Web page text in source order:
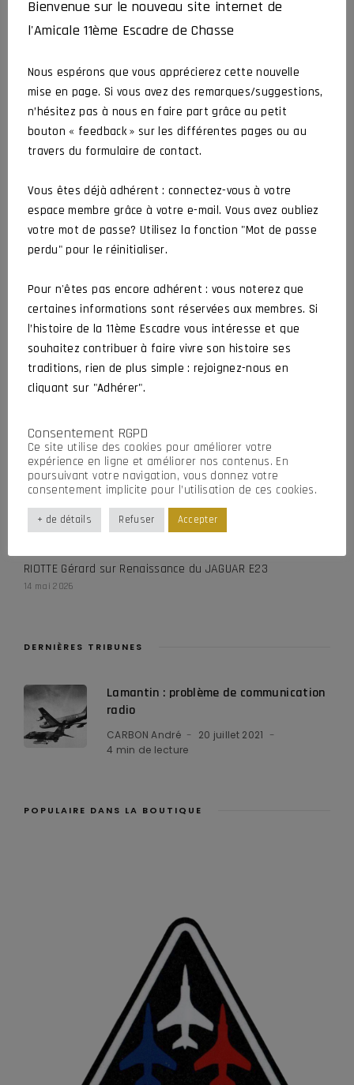
CROCHARD Jean-Luc
26 juillet 2026
Hommage à Bernard et Stéphane
CROCHARD Jean-Luc
2 juillet 2026
Actualités
Organisé par l’amicale
AG 2026 de l’Amicale
CROCHARD Jean-Luc
5 juin 2026
Actualités Assemblée Générale
DERNIERS COMMENTAIRES
DURAND Christian sur Hommage à Bernard et Stéphane
29 juillet 2026
RIOTTE GérardsurRenaissance du JAGUAR E23
1 juillet 2026
CROCHARD Jean-LucsurRenaissance du JAGUAR E23
16 mai 2026
CROCHARD Jean-Lucsur Renaissance du JAGUAR E23
RIOTTE Gérard sur Renaissance du JAGUAR E23
14 mai 2026
DERNIÈRES TRIBUNES
Lamantin : problème de communication
radio
CARBON André
20 juillet 2021
4 min de lecture
POPULAIRE DANS LA BOUTIQUE
Bienvenue sur le nouveau site internet de
l'Amicale 11ème Escadre de Chasse
Nous espérons que vous apprécierez cette nouvelle
mise en page. Si vous avez des remarques/suggestions,
n’hésitez pas à nous en faire part grâce au petit
bouton « feedback » sur les différentes pages ou au
travers du formulaire de contact.
Vous êtes déjà adhérent : connectez-vous à votre
espace membre grâce à votre e-mail. Vous avez oubliez
votre mot de passe? Utilisez la fonction "Mot de passe
perdu" pour le réinitialiser.
Pour n'êtes pas encore adhérent : vous noterez que
certaines informations sont réservées aux membres. Si
l’histoire de la 11ème Escadre vous intéresse et que
souhaitez contribuer à faire vivre son histoire ses
traditions, rien de plus simple : rejoignez-nous en
cliquant sur "Adhérer".
Consentement RGPD
Ce site utilise des cookies pour améliorer votre
expérience en ligne et améliorer nos contenus. En
poursuivant votre navigation, vous donnez votre
consentement implicite pour l’utilisation de ces cookies.
+ de détails Refuser Accepter